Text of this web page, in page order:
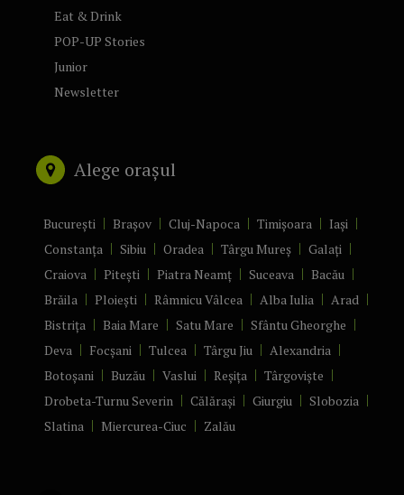
Eat & Drink
POP-UP Stories
Junior
Newsletter
Alege orașul
București Brașov Cluj-Napoca Timișoara
Iași
Constanța
Sibiu Oradea Târgu Mureș
Galați
Craiova
Pitești Piatra Neamț Suceava
Bacău
Brăila
Ploiești Râmnicu Vâlcea Alba Iulia
Arad
Bistrița
Baia Mare Satu Mare
Sfântu Gheorghe
Deva
Focșani Tulcea Târgu Jiu
Alexandria
Botoșani
Buzău Vaslui Reșița
Târgoviște
Drobeta-Turnu Severin
Călărași Giurgiu
Slobozia
Slatina
Miercurea-Ciuc Zalău